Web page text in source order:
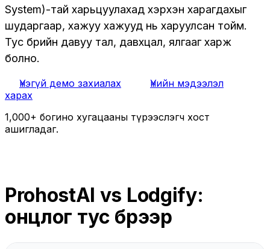
System)-тай харьцуулахад хэрхэн харагдахыг
шударгаар, хажуу хажууд нь харуулсан тойм.
Тус бүрийн давуу тал, давхцал, ялгааг харж
болно.
Үнэгүй демо захиалах
Үнийн мэдээлэл
харах
1,000+ богино хугацааны түрээслэгч хост
ашигладаг.
ProhostAI vs Lodgify:
онцлог тус бүрээр